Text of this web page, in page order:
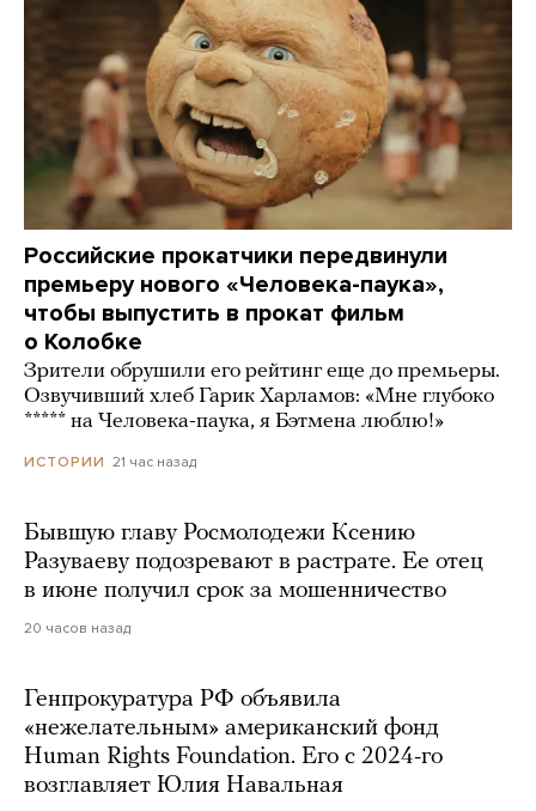
Российские прокатчики передвинули
премьеру нового «Человека-паука»,
чтобы выпустить в прокат фильм
о Колобке
Зрители обрушили его рейтинг еще до премьеры.
Озвучивший хлеб Гарик Харламов: «Мне глубоко
***** на Человека-паука, я Бэтмена люблю!»
ИСТОРИИ 21 час назад
Бывшую главу Росмолодежи Ксению
Разуваеву подозревают в растрате. Ее отец
в июне получил срок за мошенничество
20 часов назад
Генпрокуратура РФ объявила
«нежелательным» американский фонд
Human Rights Foundation. Его с 2024-го
возглавляет Юлия Навальная